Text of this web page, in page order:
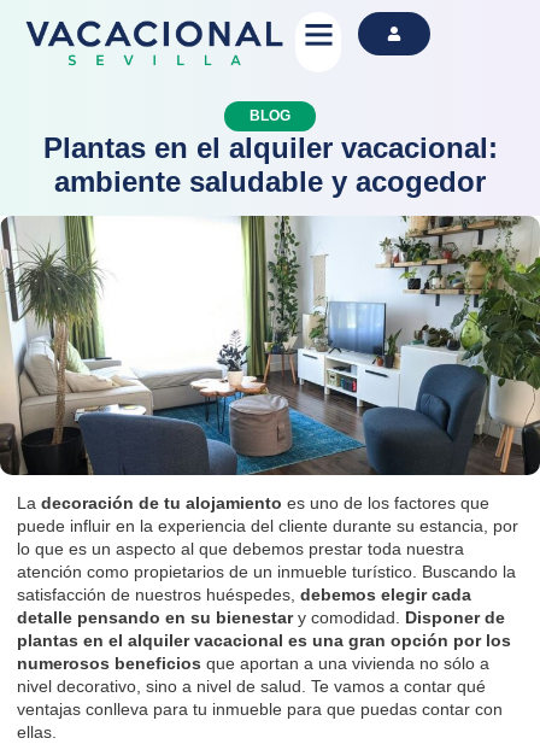
BLOG
Plantas en el alquiler vacacional:
ambiente saludable y acogedor
La decoración de tu alojamiento es uno de los factores que
puede influir en la experiencia del cliente durante su estancia, por
lo que es un aspecto al que debemos prestar toda nuestra
atención como propietarios de un inmueble turístico. Buscando la
satisfacción de nuestros huéspedes, debemos elegir cada
detalle pensando en su bienestary comodidad. Disponer de
plantas en el alquiler vacacional es una gran opción por los
numerosos beneficios que aportan a una vivienda no sólo a
nivel decorativo, sino a nivel de salud. Te vamos a contar qué
ventajas conlleva para tu inmueble para que puedas contar con
ellas.